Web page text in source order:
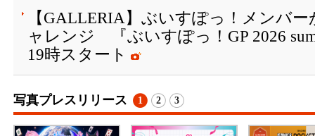
【GALLERIA】ぶいすぽっ！メンバー
ャレンジ 『ぶいすぽっ！GP 2026
19時スタート
写真プレスリリース 1 2 3